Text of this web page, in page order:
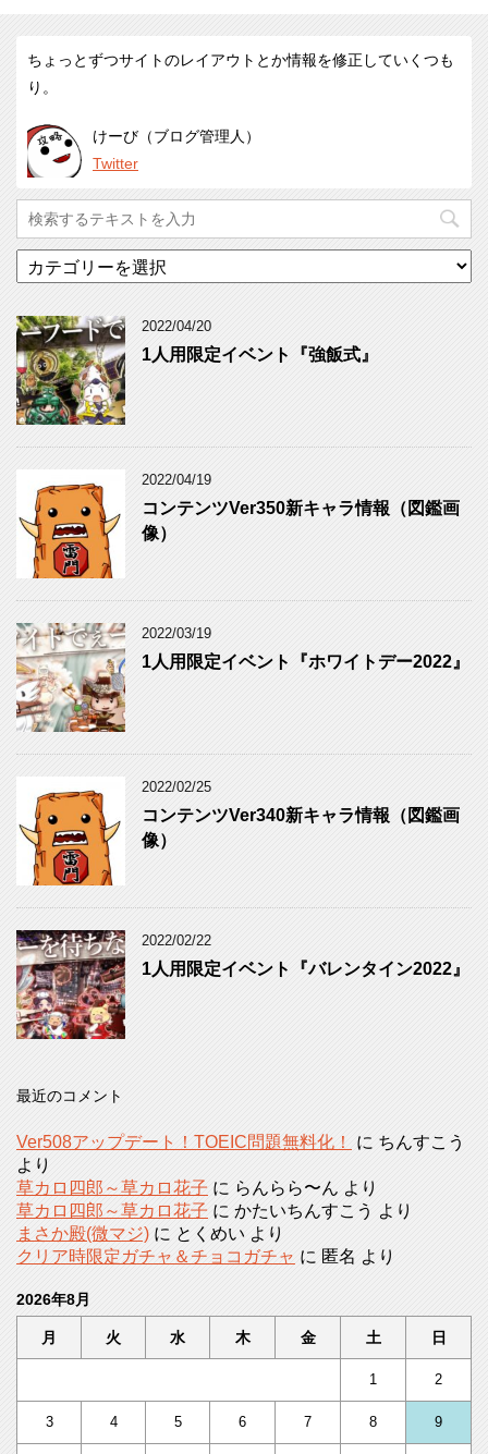
ちょっとずつサイトのレイアウトとか情報を修正していくつも
り。
けーび（ブログ管理人）
Twitter
テ
リ
ー
2022/04/20
1人用限定イベント『強飯式』
2022/04/19
コンテンツVer350新キャラ情報（図鑑画
像）
2022/03/19
1人用限定イベント『ホワイトデー2022』
2022/02/25
コンテンツVer340新キャラ情報（図鑑画
像）
2022/02/22
1人用限定イベント『バレンタイン2022』
最近のコメント
Ver508アップデート！TOEIC問題無料化！ に ちんすこう
より
草カロ四郎～草カロ花子 に らんらら〜ん より
草カロ四郎～草カロ花子 に かたいちんすこう より
まさか殿(微マジ) に とくめい より
クリア時限定ガチャ＆チョコガチャ に 匿名 より
2026年8月
月 火 水 木 金 土 日
1 2
3 4 5 6 7 8 9